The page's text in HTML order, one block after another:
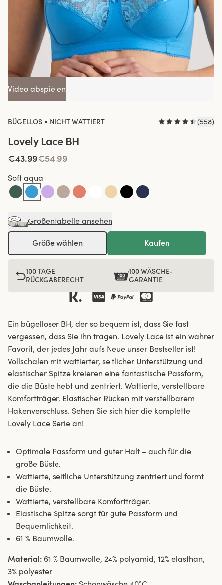
Video abspielen
BÜGELLOS • NICHT WATTIERT (558)
Lovely Lace BH
€43.99€54.99
Soft aqua
Größentabelle ansehen
Größe wählen Kaufen
100 TAGE
RÜCKGABERECHT
100 WÄSCHE-
GARANTIE
Ein bügelloser BH, der so bequem ist, dass Sie fast
vergessen, dass Sie ihn tragen. Lovely Lace ist ein wahrer
Favorit, der jedes Jahr aufs Neue unser Bestseller ist!
Vollschalen mit wattierter, seitlicher Unterstützung und
elastischer Spitze kreieren eine fantastische Passform,
die die Büste hebt und zentriert. Wattierte, verstellbare
Komfortträger. Elastischer Rücken mit verstellbarem
Hakenverschluss. Sehen Sie sich hier die komplette
Lovely Lace Serie an!
Optimale Passform und guter Halt – auch für die
große Büste.
Wattierte, seitliche Unterstützung zentriert und formt
die Büste.
Wattierte, verstellbare Komfortträger.
Elastische Spitze sorgt für gute Passform und
Bequemlichkeit.
61 % Baumwolle.
Material: 61 % Baumwolle, 24% polyamid, 12% elasthan,
3% polyester